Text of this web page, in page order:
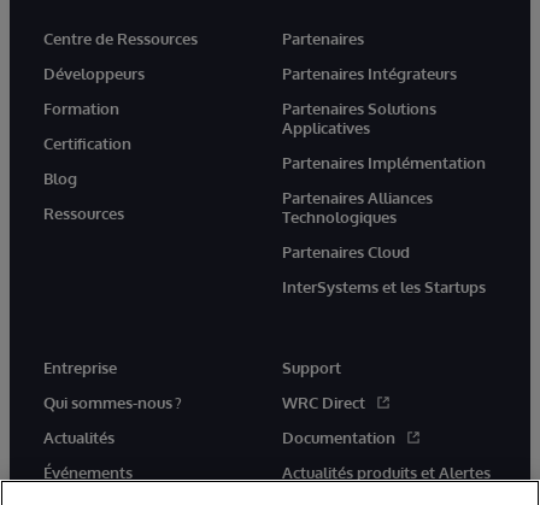
Centre de Ressources
Développeurs
Formation
Certification
Blog
Ressources
Partenaires
Partenaires Intégrateurs
Partenaires Solutions
Applicatives
Partenaires Implémentation
Partenaires Alliances
Technologiques
Partenaires Cloud
InterSystems et les Startups
Entreprise
Qui sommes-nous ?
Actualités
Événements
Support
WRC Direct
Documentation
Actualités produits et Alertes